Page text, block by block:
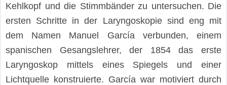
Kehlkopf und die Stimmbänder zu untersuchen. Die
ersten Schritte in der Laryngoskopie sind eng mit
dem Namen Manuel García verbunden, einem
spanischen Gesangslehrer, der 1854 das erste
Laryngoskop mittels eines Spiegels und einer
Lichtquelle konstruierte. García war motiviert durch